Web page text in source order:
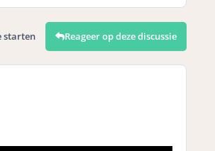
starten Reageer op deze discussie